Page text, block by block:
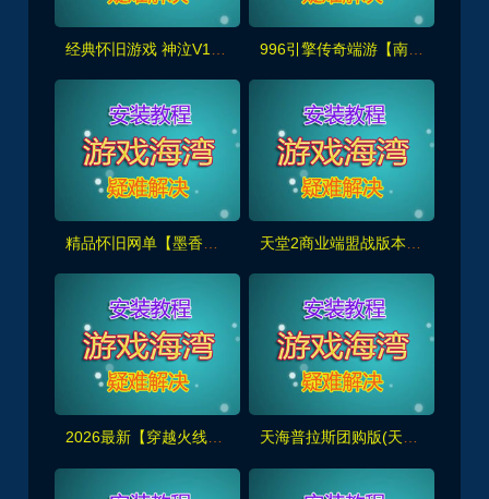
经典怀旧游戏 神泣V13.0 破解免虚拟机无限制端+GM设置及命令使用教程 996引擎传奇端游【南派传说】盗墓主题玩法丰富+内置攻略+安装及GM教程
精品怀旧网单【墨香书院】单机版+GM管理工具及注册+安装视频教程 天堂2商业端盟战版本,冰雪神威,奶妈神威加持版,循环BOSS狩猎-世界BOSS-活动BOSS
2026最新【穿越火线CF2.0】一键端,修复各种错误，全道具可买100%汉化+GM工具 天海普拉斯团购版(天元第四版),仿官复古互通端,一键组队+带全套源码+局域外网教程